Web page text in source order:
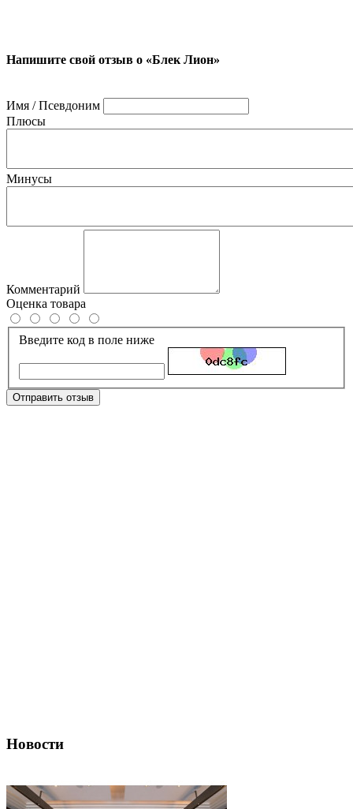
Напишите свой отзыв о «Блек Лион»
Имя / Псевдоним
Плюсы
Минусы
Комментарий
Оценка товара
Введите код в поле ниже
Отправить отзыв
Новости